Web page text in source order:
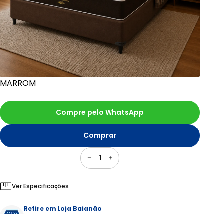
MARROM
1
Comprar
Compre pelo WhatsApp
Ver Especificações
Retire em Loja Baianão